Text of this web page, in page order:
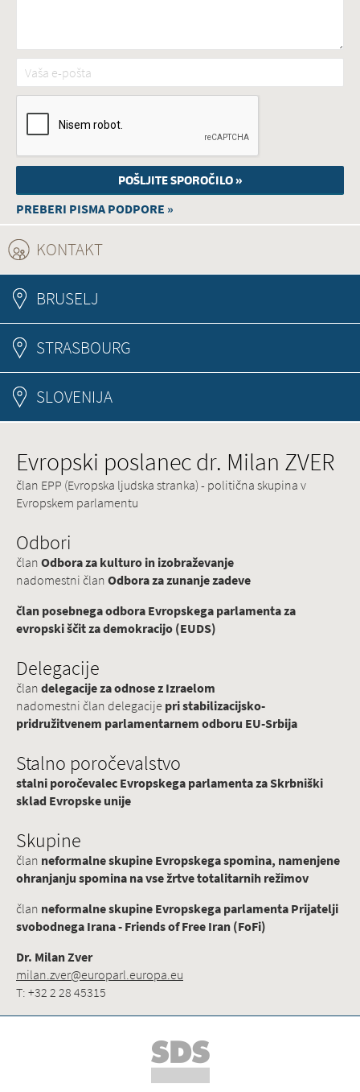
Vaša e-pošta*
PREBERI PISMA PODPORE »
KONTAKT
BRUSELJ
STRASBOURG
SLOVENIJA
Evropski poslanec dr. Milan ZVER
član EPP (Evropska ljudska stranka) - politična skupina v
Evropskem parlamentu
Odbori
članOdbora za kulturo in izobraževanje
nadomestni članOdbora za zunanje zadeve
član posebnega odbora Evropskega parlamenta za
evropski ščit za demokracijo (EUDS)
Delegacije
člandelegacije za odnose z Izraelom
nadomestni član delegacije pri stabilizacijsko-
pridružitvenem parlamentarnem odboru EU-Srbija
Stalno poročevalstvo
stalni poročevalec Evropskega parlamenta za Skrbniški
sklad Evropske unije
Skupine
član neformalne skupine Evropskega spomina, namenjene
ohranjanju spomina na vse žrtve totalitarnih režimov
član neformalne skupine Evropskega parlamenta Prijatelji
svobodnega Irana - Friends of Free Iran (FoFi)
Dr. Milan Zver
milan.zver@europarl.europa.eu
T: +32 2 28 45315